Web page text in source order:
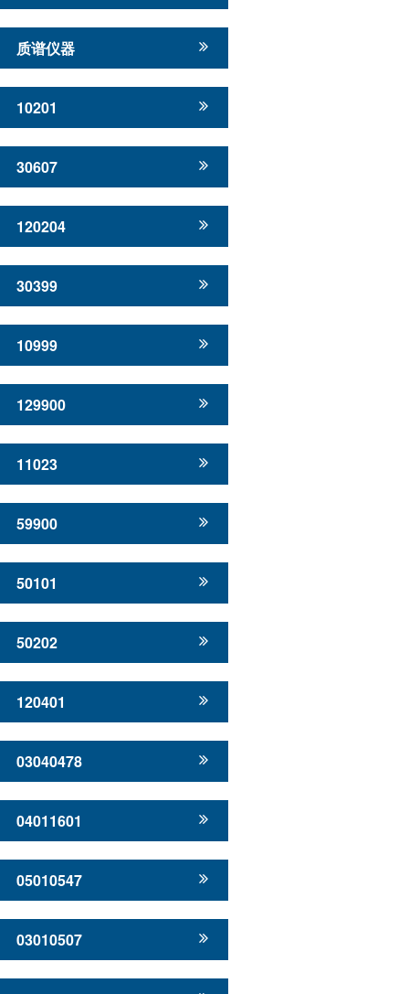
质谱仪器
10201
30607
120204
30399
10999
129900
11023
59900
50101
50202
120401
03040478
04011601
05010547
03010507